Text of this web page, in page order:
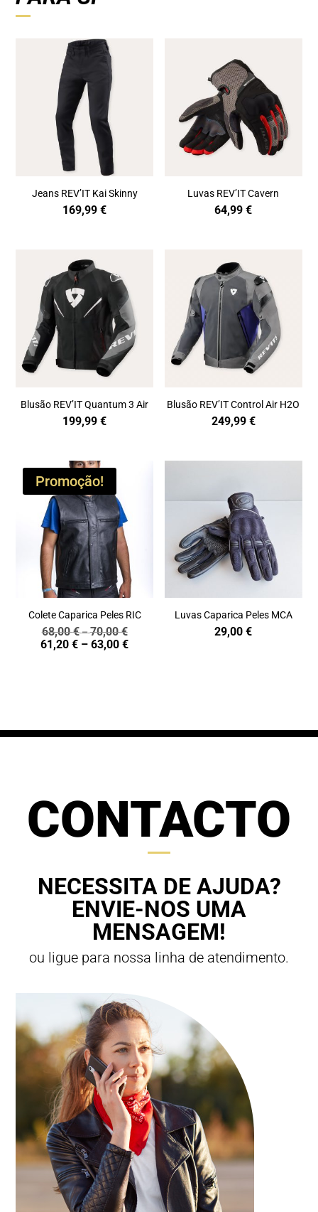
Jeans REV’IT Kai Skinny
169,99€
Luvas REV’IT Cavern
64,99€
Blusão REV’IT Quantum 3 Air
199,99€
Blusão REV’IT Control Air H2O
249,99 €
Promoção!
Colete Caparica Peles RIC
68,00€–70,00€Price
range:
61,20€ – 63,00€Price
Luvas Caparica Peles MCA
29,00€
CONTACTO
NECESSITA DE AJUDA?
ENVIE-NOS UMA
MENSAGEM!
ou ligue para nossa linha de atendimento.